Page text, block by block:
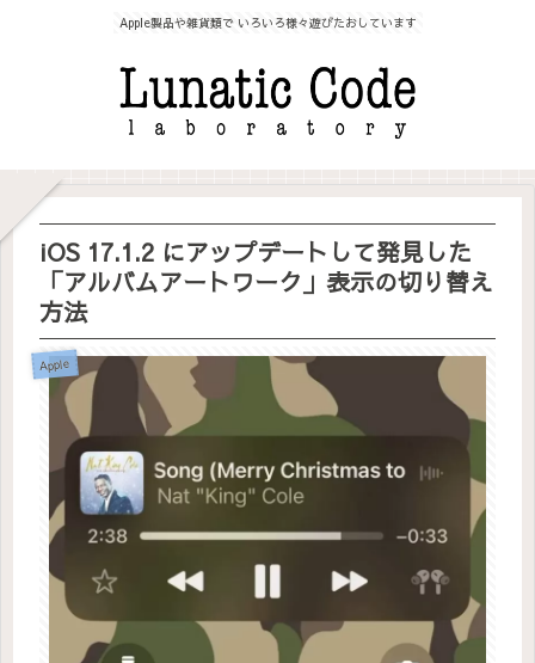
Apple製品や雑貨類で いろいろ様々遊びたおしています
iOS 17.1.2 にアップデートして発見した
「アルバムアートワーク」表示の切り替え
方法
Apple